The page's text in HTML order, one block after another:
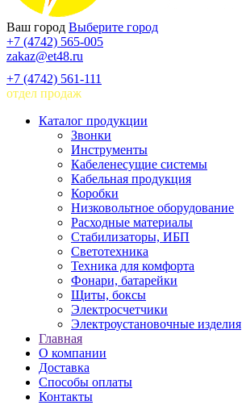
Ваш город Выберите город
+7 (4742) 565-005
zakaz@et48.ru
+7 (4742) 561-111
отдел продаж
Каталог продукции
Звонки
Инструменты
Кабеленесущие системы
Кабельная продукция
Коробки
Низковольтное оборудование
Расходные материалы
Стабилизаторы, ИБП
Светотехника
Техника для комфорта
Фонари, батарейки
Щиты, боксы
Электросчетчики
Электроустановочные изделия
Главная
О компании
Доставка
Способы оплаты
Контакты